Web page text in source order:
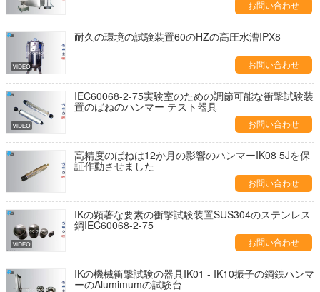
お問い合わせ
耐久の環境の試験装置60のHZの高圧水漕IPX8
お問い合わせ
IEC60068-2-75実験室のための調節可能な衝撃試験装
置のばねのハンマー テスト器具
お問い合わせ
高精度のばねは12か月の影響のハンマーIK08 5Jを保
証作動させました
お問い合わせ
IKの顕著な要素の衝撃試験装置SUS304のステンレス
鋼IEC60068-2-75
お問い合わせ
IKの機械衝撃試験の器具IK01 - IK10振子の鋼鉄ハンマ
ーのAlumimumの試験台